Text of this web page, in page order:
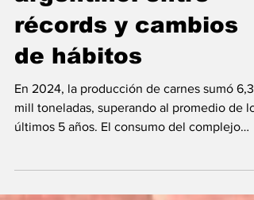
argentino: entre
récords y cambios
de hábitos
En 2024, la producción de carnes sumó 6,3
mill toneladas, superando al promedio de
cárnico...